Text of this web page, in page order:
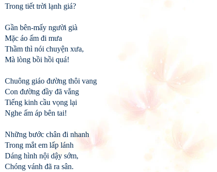
Trong tiết trời lạnh giá?
Gần bên-mấy người già
Mặc áo ấm đi mưa
Thầm thì nói chuyện xưa,
Mà lòng bồi hồi quá!
Chuông giáo đường thôi vang
Con đường đầy đã vắng
Tiếng kinh cầu vọng lại
Nghe ấm áp bên tai!
Những bước chân đi nhanh
Trong mắt em lấp lánh
Dáng hình nội dậy sớm,
Chóng vánh đã ra sân.